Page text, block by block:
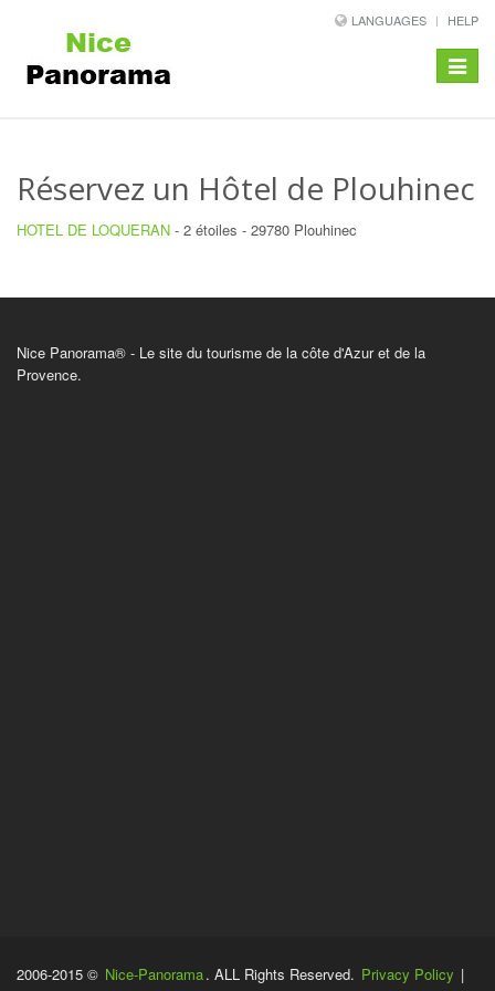
LANGUAGES HELP
Toggle
Réservez un Hôtel de Plouhinec
HOTEL DE LOQUERAN - 2 étoiles - 29780 Plouhinec
Nice Panorama® - Le site du tourisme de la côte d'Azur et de la
Provence.
2006-2015 © Nice-Panorama. ALL Rights Reserved. Privacy Policy |